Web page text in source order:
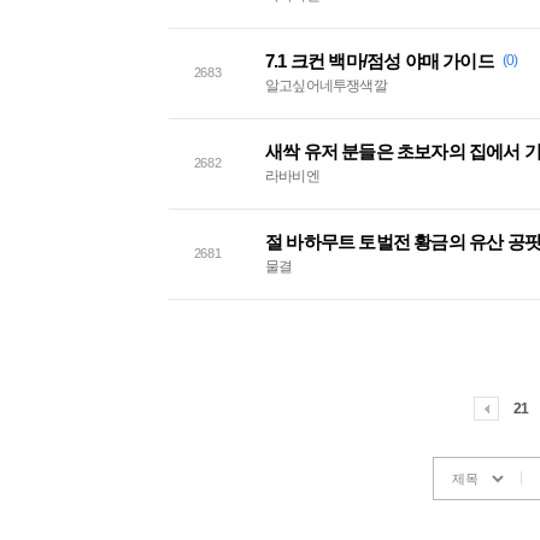
2683
7.1 크컨 백마/점성 야매 가이드 (0)
알고싶어네투쟁색깔
2682
새싹 유저 분들은 초보자의 집에서
라바비엔
2681
절 바하무트 토벌전 황금의 유산 공
물결
21